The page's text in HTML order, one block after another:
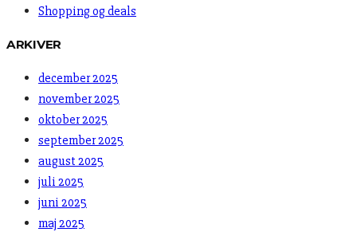
Shopping og deals
ARKIVER
december 2025
november 2025
oktober 2025
september 2025
august 2025
juli 2025
juni 2025
maj 2025